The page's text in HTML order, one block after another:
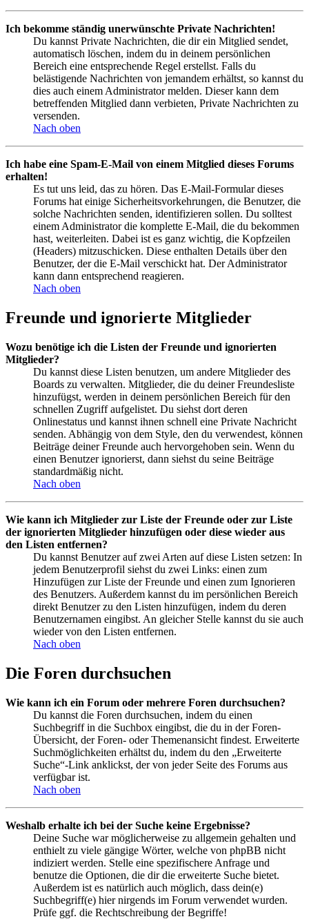
Ich bekomme ständig unerwünschte Private Nachrichten!
Du kannst Private Nachrichten, die dir ein Mitglied sendet,
automatisch löschen, indem du in deinem persönlichen
Bereich eine entsprechende Regel erstellst. Falls du
belästigende Nachrichten von jemandem erhältst, so kannst du
dies auch einem Administrator melden. Dieser kann dem
betreffenden Mitglied dann verbieten, Private Nachrichten zu
versenden.
Nach oben
Ich habe eine Spam-E-Mail von einem Mitglied dieses Forums
erhalten!
Es tut uns leid, das zu hören. Das E-Mail-Formular dieses
Forums hat einige Sicherheitsvorkehrungen, die Benutzer, die
solche Nachrichten senden, identifizieren sollen. Du solltest
einem Administrator die komplette E-Mail, die du bekommen
hast, weiterleiten. Dabei ist es ganz wichtig, die Kopfzeilen
(Headers) mitzuschicken. Diese enthalten Details über den
Benutzer, der die E-Mail verschickt hat. Der Administrator
kann dann entsprechend reagieren.
Nach oben
Freunde und ignorierte Mitglieder
Wozu benötige ich die Listen der Freunde und ignorierten
Mitglieder?
Du kannst diese Listen benutzen, um andere Mitglieder des
Boards zu verwalten. Mitglieder, die du deiner Freundesliste
hinzufügst, werden in deinem persönlichen Bereich für den
schnellen Zugriff aufgelistet. Du siehst dort deren
Onlinestatus und kannst ihnen schnell eine Private Nachricht
senden. Abhängig von dem Style, den du verwendest, können
Beiträge deiner Freunde auch hervorgehoben sein. Wenn du
einen Benutzer ignorierst, dann siehst du seine Beiträge
standardmäßig nicht.
Nach oben
Wie kann ich Mitglieder zur Liste der Freunde oder zur Liste
der ignorierten Mitglieder hinzufügen oder diese wieder aus
den Listen entfernen?
Du kannst Benutzer auf zwei Arten auf diese Listen setzen: In
jedem Benutzerprofil siehst du zwei Links: einen zum
Hinzufügen zur Liste der Freunde und einen zum Ignorieren
des Benutzers. Außerdem kannst du im persönlichen Bereich
direkt Benutzer zu den Listen hinzufügen, indem du deren
Benutzernamen eingibst. An gleicher Stelle kannst du sie auch
wieder von den Listen entfernen.
Nach oben
Die Foren durchsuchen
Wie kann ich ein Forum oder mehrere Foren durchsuchen?
Du kannst die Foren durchsuchen, indem du einen
Suchbegriff in die Suchbox eingibst, die du in der Foren-
Übersicht, der Foren- oder Themenansicht findest. Erweiterte
Suchmöglichkeiten erhältst du, indem du den „Erweiterte
Suche“-Link anklickst, der von jeder Seite des Forums aus
verfügbar ist.
Nach oben
Weshalb erhalte ich bei der Suche keine Ergebnisse?
Deine Suche war möglicherweise zu allgemein gehalten und
enthielt zu viele gängige Wörter, welche von phpBB nicht
indiziert werden. Stelle eine spezifischere Anfrage und
benutze die Optionen, die dir die erweiterte Suche bietet.
Außerdem ist es natürlich auch möglich, dass dein(e)
Suchbegriff(e) hier nirgends im Forum verwendet wurden.
Prüfe ggf. die Rechtschreibung der Begriffe!